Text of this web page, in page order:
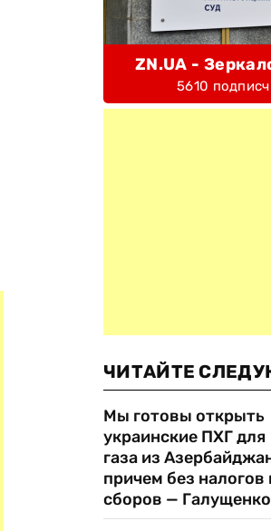
ZN.UA -
5610
ЧИТАЙТЕ
Мы готовы открыть
украинские ПХГ для
газа из
причем без налогов
сборов — Галущенко